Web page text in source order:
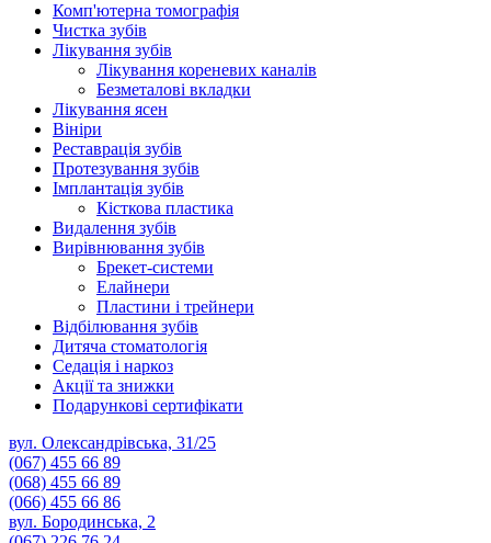
Комп'ютерна томографія
Чистка зубів
Лікування зубів
Лікування кореневих каналів
Безметалові вкладки
Лікування ясен
Вініри
Реставрація зубів
Протезування зубів
Імплантація зубів
Кісткова пластика
Видалення зубів
Вирівнювання зубів
Брекет-системи
Елайнери
Пластини і трейнери
Відбілювання зубів
Дитяча стоматологія
Седація і наркоз
Акції та знижки
Подарункові сертифікати
вул. Олександрівська, 31/25
(067) 455 66 89
(068) 455 66 89
(066) 455 66 86
вул. Бородинська, 2